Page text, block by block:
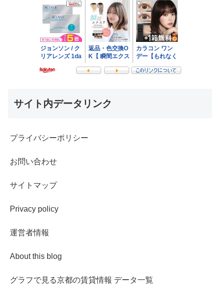
サイト内データリンク
プライバシーポリシー
お問い合わせ
サイトマップ
Privacy policy
運営者情報
About this blog
グラフで見る京都の賃貸情報 データ一覧